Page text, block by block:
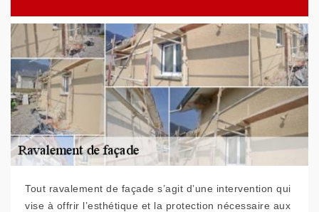
Tout ravalement de façade s’agit d’une intervention qui
vise à offrir l’esthétique et la protection nécessaire aux